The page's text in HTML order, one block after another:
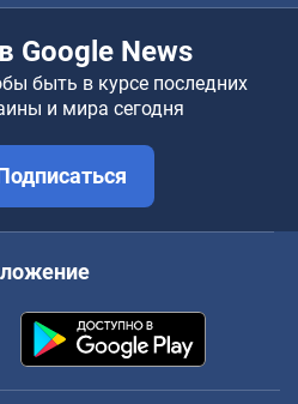
Google News
быть в курсе последних
и мира сегодня